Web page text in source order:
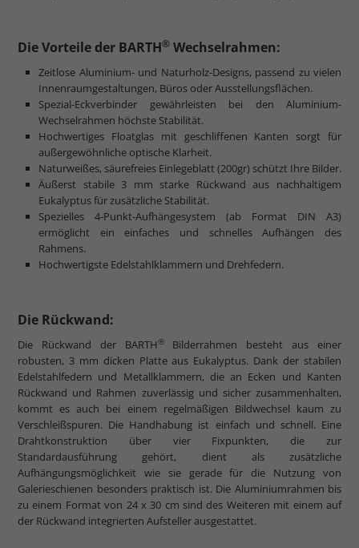
Die Vorteile der BARTH® Wechselrahmen:
Zeitlose Aluminium- und Naturholz-Designs, passend zu vielen
Innenraumgestaltungen, Büros oder Ausstellungsflächen.
Spezial-Eckverbinder gewährleisten bei den Aluminium-
Wechselrahmen höchste Stabilität.
Hochwertiges Floatglas mit geschliffenen Kanten sorgt für
außergewöhnliche optische Klarheit.
Naturweißes, säurefreies Einlegeblatt (200gr) schützt Ihre Bilder.
Äußerst stabile 3 mm starke Rückwand aus nachhaltigem
Eukalyptus für zusätzliche Stabilität.
Spezielles 4-Punkt-Aufhängesystem (ab Format DIN A3)
ermöglicht ein einfaches und schnelles Aufhängen des
Rahmens.
Hochwertigste Edelstahlklammern und Drehfedern.
Die Rückwand:
Die Rückwand der BARTH®Bilderrahmen besteht aus einer
robusten, 3 mm dicken Platte aus Eukalyptus. Dank der stabilen
Edelstahlfedern und Metallklammern, die an Ecken und Kanten
Rückwand und Rahmen zuverlässig und sicher zusammenhalten,
kommt es auch bei einem regelmäßigen Bildwechsel kaum zu
Verschleißspuren. Die Handhabung ist einfach und schnell. Eine
Drahtkonstruktion über vier Fixpunkten, die zur
Standardausführung gehört, dient als zusätzliche
Aufhängungsmöglichkeit wie sie gerade für die Nutzung von
Galerieschienen besonders praktisch ist. Die Aluminiumrahmen bis
zu einem Format von 24 x 30 cm sind des Weiteren mit einem auf
der Rückwand integrierten Aufsteller ausgestattet.